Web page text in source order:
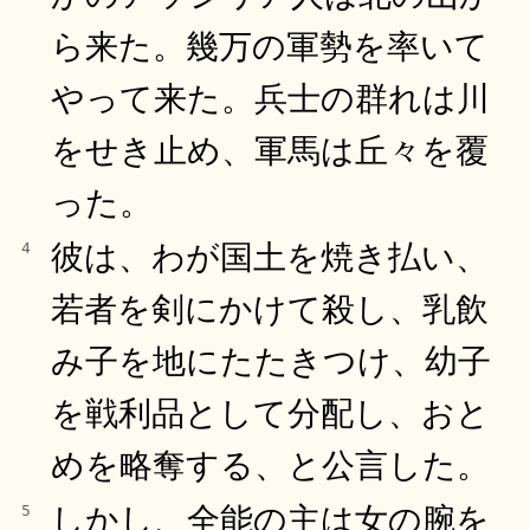
ら来た。幾万の軍勢を率いて
やって来た。兵士の群れは川
をせき止め、軍馬は丘々を覆
った。
4
彼は、わが国土を焼き払い、
若者を剣にかけて殺し、乳飲
み子を地にたたきつけ、幼子
を戦利品として分配し、おと
めを略奪する、と公言した。
5 しかし、全能の主は女の腕を